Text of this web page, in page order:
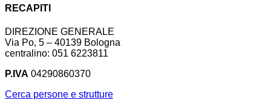
RECAPITI
DIREZIONE GENERALE
Via Po, 5 – 40139 Bologna
centralino: 051 6223811
P.IVA 04290860370
Cerca persone e strutture